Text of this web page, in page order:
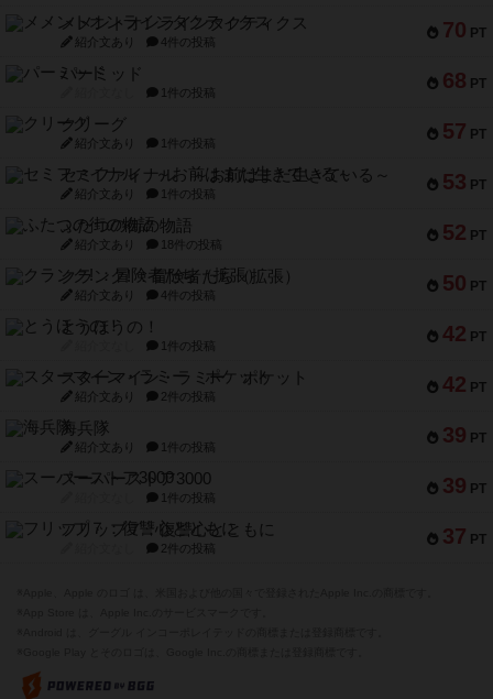
70 PT
メメントオンラインタクティクス
紹介文あり 4件の投稿
68 PT
パーミッド
1件の投稿
57 PT
クリーグ
紹介文あり 1件の投稿
53 PT
セミファイナル ～お前はまだ生きている～
紹介文あり 1件の投稿
52 PT
ふたつの街の物語
紹介文あり 18件の投稿
50 PT
クランク! ：冒険者たち（拡張）
紹介文あり 4件の投稿
42 PT
とうほうの！
1件の投稿
42 PT
スターマイン・ラミー ポケット
紹介文あり 2件の投稿
39 PT
海兵隊
紹介文あり 1件の投稿
39 PT
スーパーストア3000
1件の投稿
37 PT
フリップ７：復讐心とともに
2件の投稿